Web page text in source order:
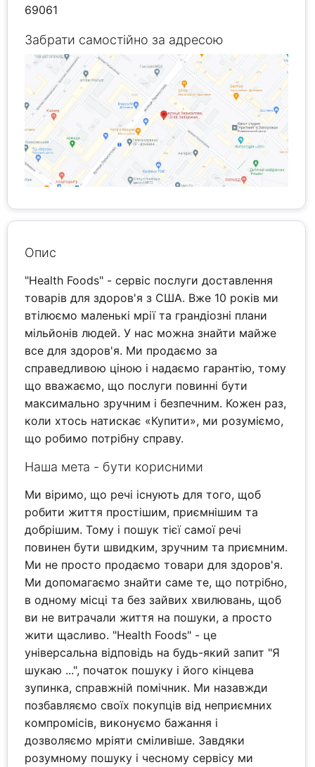
69061
Забрати самостійно за адресою
Опис
"Health Foods" - сервіс послуги доставлення
товарів для здоров'я з США. Вже 10 років ми
втілюємо маленькі мрії та грандіозні плани
мільйонів людей. У нас можна знайти майже
все для здоров'я. Ми продаємо за
справедливою ціною і надаємо гарантію, тому
що вважаємо, що послуги повинні бути
максимально зручним і безпечним. Кожен раз,
коли хтось натискає «Купити», ми розуміємо,
що робимо потрібну справу.
Наша мета - бути корисними
Ми віримо, що речі існують для того, щоб
робити життя простішим, приємнішим та
добрішим. Тому і пошук тієї самої речі
повинен бути швидким, зручним та приємним.
Ми не просто продаємо товари для здоров'я.
Ми допомагаємо знайти саме те, що потрібно,
в одному місці та без зайвих хвилювань, щоб
ви не витрачали життя на пошуки, а просто
жити щасливо. "Health Foods" - це
універсальна відповідь на будь-який запит "Я
шукаю ...", початок пошуку і його кінцева
зупинка, справжній помічник. Ми назавжди
позбавляємо своїх покупців від неприємних
компромісів, виконуємо бажання і
дозволяємо мріяти сміливіше. Завдяки
розумному пошуку і чесному сервісу ми